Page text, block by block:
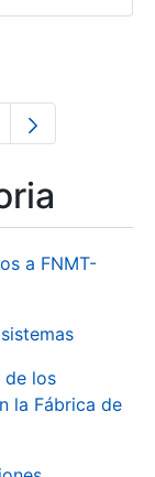
Pages Use
a FNMT-
de los
la Fábrica de